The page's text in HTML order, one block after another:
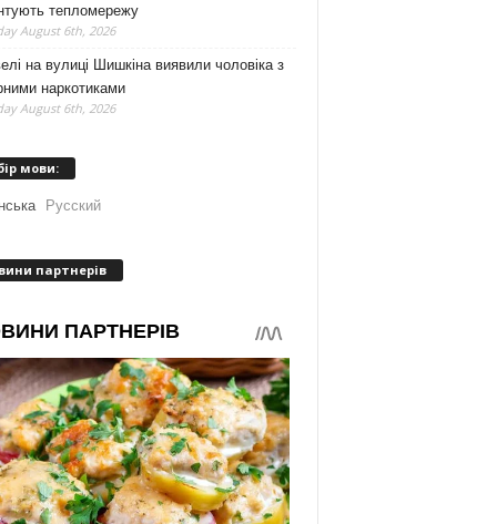
тепломережу
August 6th, 2026
на вулиці Шишкіна виявили чоловіка з
наркотиками
August 6th, 2026
мови:
Русский
партнерів